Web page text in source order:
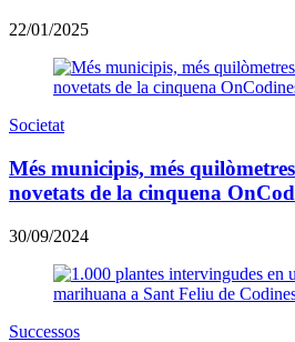
22/01/2025
Societat
Més municipis, més
novetats de la cinquena
30/09/2024
Successos